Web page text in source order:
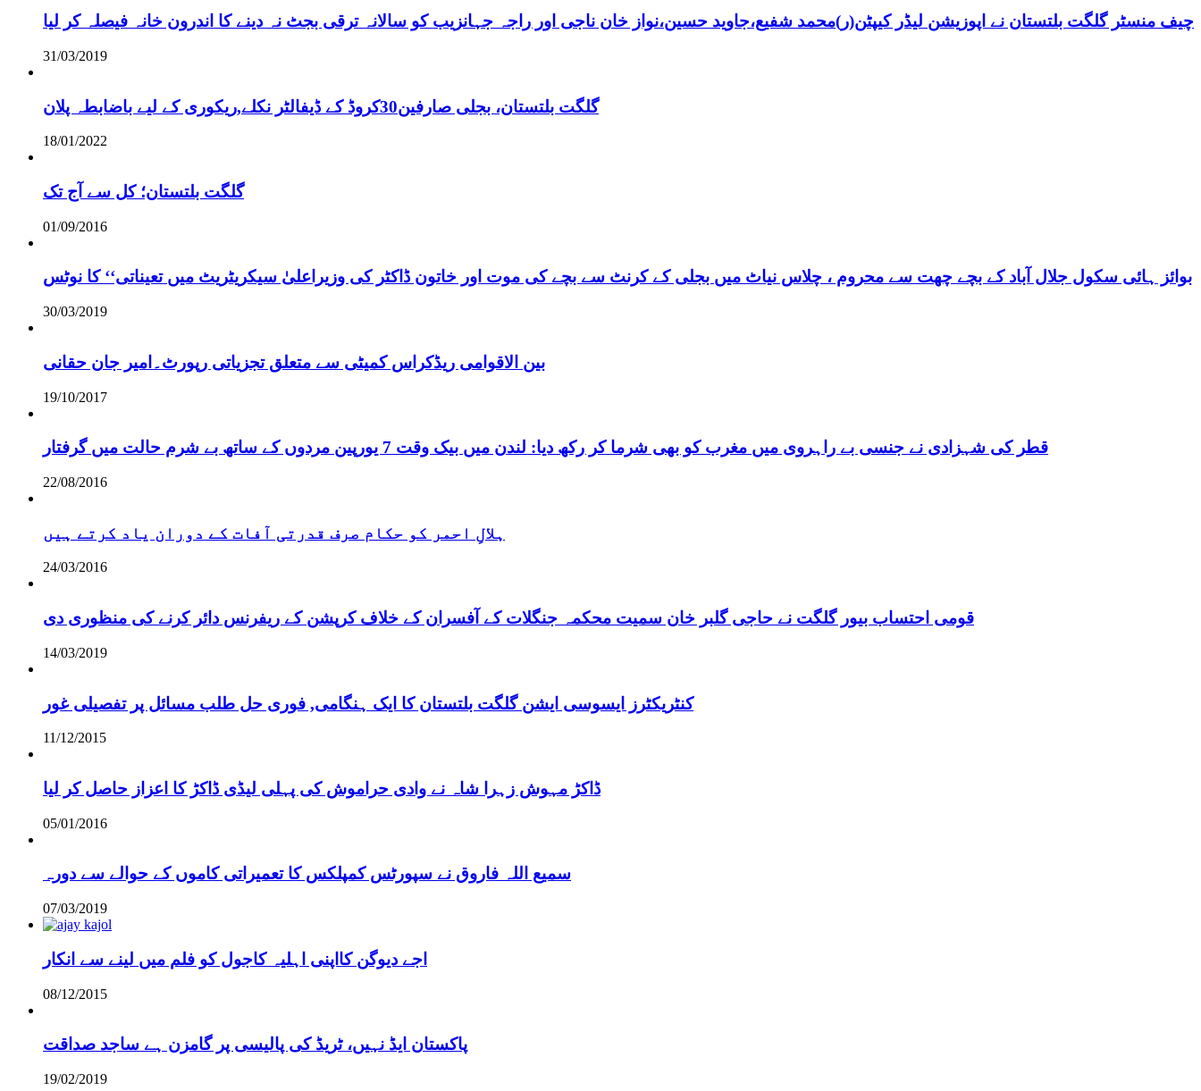
چیف منسٹر گلگت بلتستان نے اپوزیشن لیڈر کیپٹن(ر)محمد شفیع،جاوید حسین،نواز خان ناجی اور راجہ جہانزیب کو سالانہ ترقی بجٹ نہ دینے کا اندرون خانہ فیصلہ کر لیا
31/03/2019
گلگت بلتستان، بجلی صارفین30کروڈ کے ڈیفالٹر نکلے,ریکوری کے لیے باضابطہ پلان
18/01/2022
گلگت بلتستان؛ کل سے آج تک
01/09/2016
بوائز ہائی سکول جلال آباد کے بچے چھت سے محروم ، چلاس نیاٹ میں بجلی کے کرنٹ سے بچے کی موت اور خاتون ڈاکٹر کی وزیراعلیٰ سیکریٹریٹ میں تعیناتی‘‘ کا نوٹس
30/03/2019
بین الاقوامی ریڈکراس کمیٹی سے متعلق تجزیاتی رپورٹ۔امیر جان حقانی
19/10/2017
قطر کی شہزادی نے جنسی بے راہروی میں مغرب کو بھی شرما کر رکھ دیا: لندن میں بیک وقت 7 یورپین مردوں کے ساتھ بے شرم حالت میں گرفتار
22/08/2016
ہلالِ احمر کو حکام صرف قدرتی آفات کے دوران یاد کرتے ہیں
24/03/2016
قومی احتساب بیور گلگت نے حاجی گلبر خان سمیت محکمہ جنگلات کے آفسران کے خلاف کرپشن کے ریفرنس دائر کرنے کی منظوری دی
14/03/2019
کنٹریکٹرز ایسوسی ایشن گلگت بلتستان کا ایک ہنگامی, فوری حل طلب مسائل پر تفصیلی غور
11/12/2015
ڈاکڑ مہوش زہرا شاہ نے وادی حراموش کی پہلی لیڈی ڈاکڑ کا اعزاز حاصل کر لیا
05/01/2016
سمیع اللہ فاروق نے سپورٹس کمپلکس کا تعمیراتی کاموں کے حوالے سے دورہ
07/03/2019
اجے دیوگن کااپنی اہلیہ کاجول کو فلم میں لینے سے انکار
08/12/2015
پاکستان ایڈ نہیں، ٹریڈ کی پالیسی پر گامزن ہے ساجد صداقت
19/02/2019